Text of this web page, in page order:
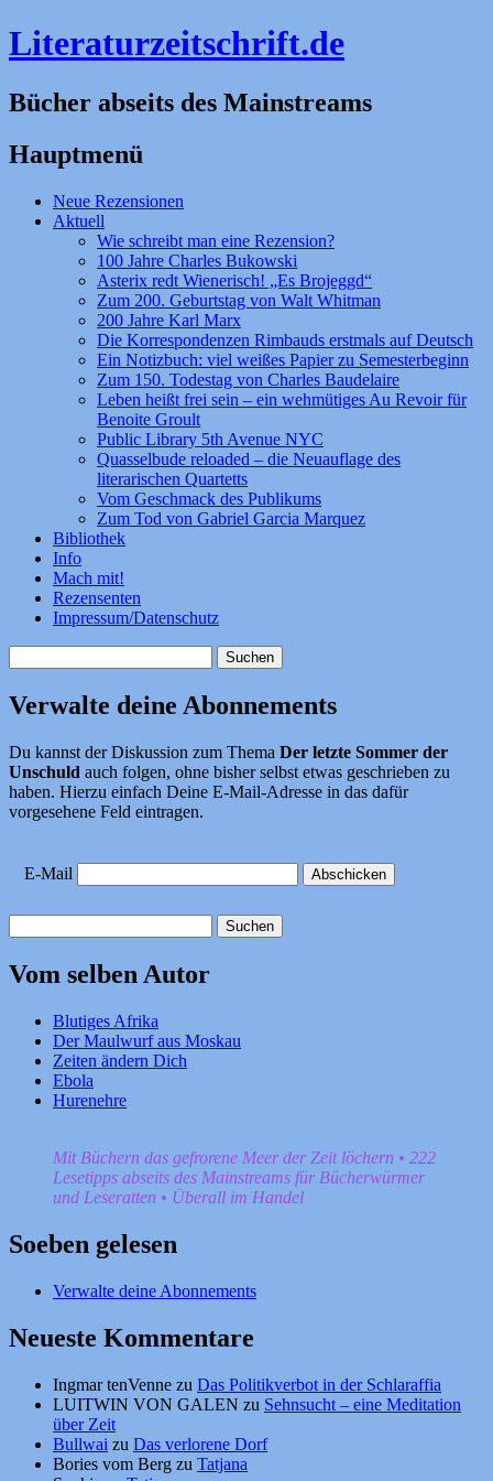
Literaturzeitschrift.de
Bücher abseits des Mainstreams
Hauptmenü
Zum
Inhalt
Neue Rezensionen
Aktuell
Wie schreibt man eine Rezension?
100 Jahre Charles Bukowski
Asterix redt Wienerisch! „Es Brojeggd“
Zum 200. Geburtstag von Walt Whitman
200 Jahre Karl Marx
Die Korrespondenzen Rimbauds erstmals auf Deutsch
Ein Notizbuch: viel weißes Papier zu Semesterbeginn
Zum 150. Todestag von Charles Baudelaire
Leben heißt frei sein – ein wehmütiges Au Revoir für
Benoite Groult
Public Library 5th Avenue NYC
Quasselbude reloaded – die Neuauflage des
literarischen Quartetts
Vom Geschmack des Publikums
Zum Tod von Gabriel Garcia Marquez
Bibliothek
Info
Mach mit!
Rezensenten
Impressum/Datenschutz
nach:
Verwalte deine Abonnements
Du kannst der Diskussion zum Thema Der letzte Sommer der
Unschuld auch folgen, ohne bisher selbst etwas geschrieben zu
haben. Hierzu einfach Deine E-Mail-Adresse in das dafür
vorgesehene Feld eintragen.
E-Mail
nach:
Vom selben Autor
Blutiges Afrika
Der Maulwurf aus Moskau
Zeiten ändern Dich
Ebola
Hurenehre
Mit Büchern das gefrorene Meer der Zeit löchern • 222
Lesetipps abseits des Mainstreams für Bücherwürmer
und Leseratten • Überall im Handel
Soeben gelesen
Verwalte deine Abonnements
Neueste Kommentare
Ingmar tenVenne zu Das Politikverbot in der Schlaraffia
LUITWIN VON GALEN zu Sehnsucht – eine Meditation
über Zeit
Bullwai zu Das verlorene Dorf
Bories vom Berg zu Tatjana